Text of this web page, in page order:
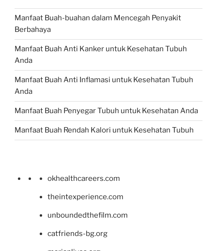
Manfaat Buah-buahan dalam Mencegah Penyakit
Berbahaya
Manfaat Buah Anti Kanker untuk Kesehatan Tubuh
Anda
Manfaat Buah Anti Inflamasi untuk Kesehatan Tubuh
Anda
Manfaat Buah Penyegar Tubuh untuk Kesehatan Anda
Manfaat Buah Rendah Kalori untuk Kesehatan Tubuh
okhealthcareers.com
theintexperience.com
unboundedthefilm.com
catfriends-bg.org